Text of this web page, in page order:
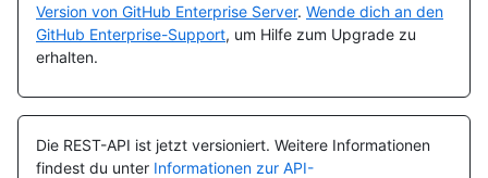
Version von GitHub Enterprise Server. Wende dich an den
GitHub Enterprise-Support, um Hilfe zum Upgrade zu
erhalten.
Die REST-API ist jetzt versioniert. Weitere Informationen
findest du unter Informationen zur API-